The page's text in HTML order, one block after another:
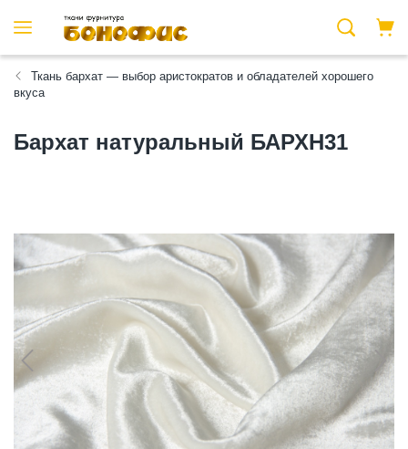
Ткань бархат — выбор аристократов и обладателей хорошего
вкуса
Бархат натуральный БАРХН31